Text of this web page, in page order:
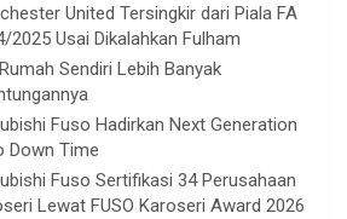
United Tersingkir dari Piala FA
2025 Usai Dikalahkan Fulham
Sendiri Lebih Banyak
Fuso Hadirkan Next Generation
Down Time
Fuso Sertifikasi 34 Perusahaan
Lewat FUSO Karoseri Award 2026